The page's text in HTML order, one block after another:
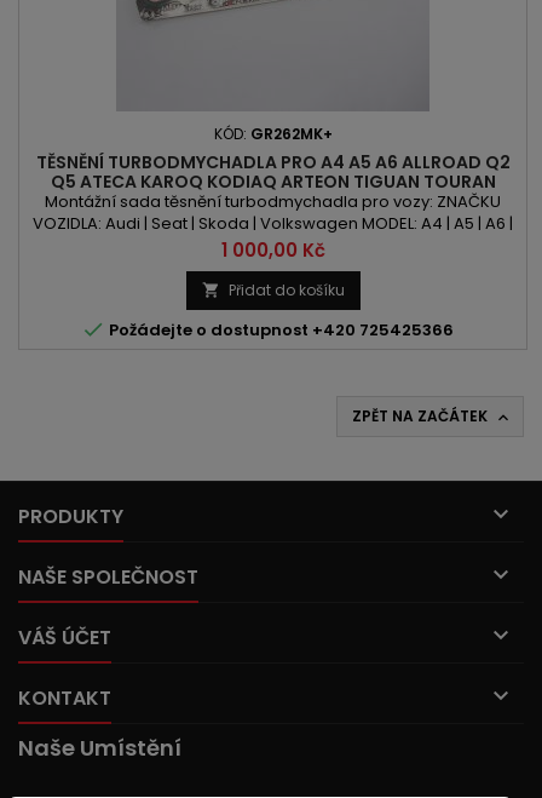
KÓD: GR262MK+
TĚSNĚNÍ TURBODMYCHADLA PRO A4 A5 A6 ALLROAD Q2
Q5 ATECA KAROQ KODIAQ ARTEON TIGUAN TOURAN
PASSAT 2.0TDI 163PS 190PS
Montážní sada těsnění turbodmychadla pro vozy: ZNAČKU
VOZIDLA: Audi | Seat | Skoda | Volkswagen MODEL: A4 | A5 | A6 |
Allroad | Q2 | Q5 | Ateca | Karoq | Kodiaq | Arteon | Tiguan |
Touran | Passat KÓD MOTORU: CNHA | CZJA | DDDA | DESA |
DETA | DETB | DETH | DFHA | DFVA OBSAH: 1968ccm 2.0 TDI
VÝKON: 163PS/120kW | 190PS/140kW
Cena
1 000,00 Kč
 Přidat do košíku
 Požádejte o dostupnost +420 725425366
ZPĚT NA ZAČÁTEK 
PRODUKTY 
NAŠE SPOLEČNOST 
VÁŠ ÚČET 
KONTAKT 
Naše Umístění